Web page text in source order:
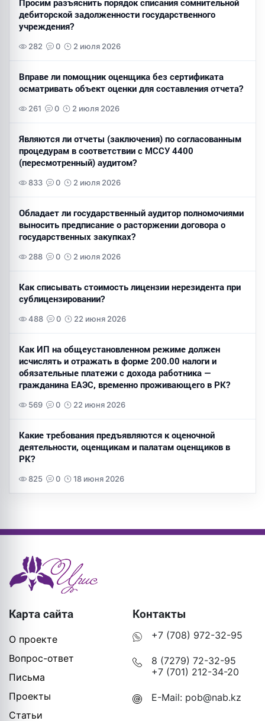
Просим разъяснить порядок списания сомнительной
дебиторской задолженности государственного
учреждения?
282 0 2 июля 2026
Вправе ли помощник оценщика без сертификата
осматривать объект оценки для составления отчета?
261 0 2 июля 2026
Являются ли отчеты (заключения) по согласованным
процедурам в соответствии с МССУ 4400
(пересмотренный) аудитом?
833 0 2 июля 2026
Обладает ли государственный аудитор полномочиями
выносить предписание о расторжении договора о
государственных закупках?
288 0 2 июля 2026
Как списывать стоимость лицензии нерезидента при
сублицензировании?
488 0 22 июня 2026
Как ИП на общеустановленном режиме должен
исчислять и отражать в форме 200.00 налоги и
обязательные платежи с дохода работника —
гражданина ЕАЭС, временно проживающего в РК?
569 0 22 июня 2026
Какие требования предъявляются к оценочной
деятельности, оценщикам и палатам оценщиков в
РК?
825 0 18 июня 2026
Карта сайта
О проекте
Вопрос-ответ
Письма
Проекты
Статьи
Контакты
+7 (708) 972-32-95
8 (7279) 72-32-95
+7 (701) 212-34-20
E-Mail: pob@nab.kz